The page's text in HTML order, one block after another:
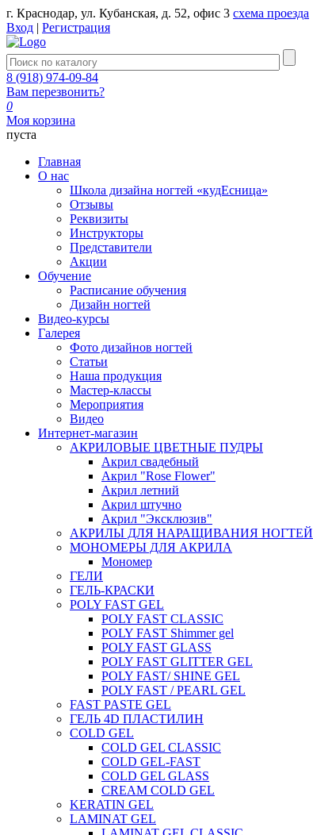
г. Краснодар, ул. Кубанская, д. 52, офис 3 схема проезда
Вход | Регистрация
8 (918) 974-09-84
Вам перезвонить?
0
Моя корзина
пуста
Главная
О нас
Школа дизайна ногтей «кудЕсница»
Отзывы
Реквизиты
Инструкторы
Представители
Акции
Обучение
Расписание обучения
Дизайн ногтей
Видео-курсы
Галерея
Фото дизайнов ногтей
Статьи
Наша продукция
Мастер-классы
Мероприятия
Видео
Интернет-магазин
АКРИЛОВЫЕ ЦВЕТНЫЕ ПУДРЫ
Акрил свадебный
Акрил "Rose Flower"
Акрил летний
Акрил штучно
Акрил "Эксклюзив"
АКРИЛЫ ДЛЯ НАРАЩИВАНИЯ НОГТЕЙ
МОНОМЕРЫ ДЛЯ АКРИЛА
Мономер
ГЕЛИ
ГЕЛЬ-КРАСКИ
POLY FAST GEL
POLY FAST CLASSIC
POLY FAST Shimmer gel
POLY FAST GLASS
POLY FAST GLITTER GEL
POLY FAST/ SHINE GEL
POLY FAST / PEARL GEL
FAST PASTE GEL
ГЕЛЬ 4D ПЛАСТИЛИН
COLD GEL
COLD GEL CLASSIC
COLD GEL-FAST
COLD GEL GLASS
CREAM COLD GEL
KERATIN GEL
LAMINAT GEL